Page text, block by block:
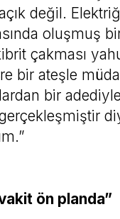
değil.
oluşmuş
çakması
bir ateşle
bir
ön planda”